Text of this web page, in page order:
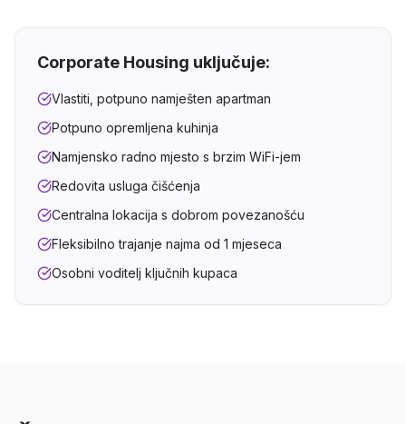
Corporate Housing uključuje:
Vlastiti, potpuno namješten apartman
Potpuno opremljena kuhinja
Namjensko radno mjesto s brzim WiFi-jem
Redovita usluga čišćenja
Centralna lokacija s dobrom povezanošću
Fleksibilno trajanje najma od 1 mjeseca
Osobni voditelj ključnih kupaca